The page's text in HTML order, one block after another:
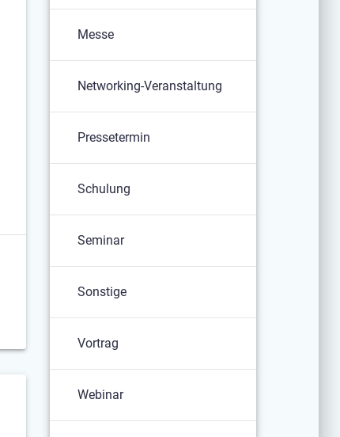
Messe
Networking-Veranstaltung
Pressetermin
Schulung
Seminar
Sonstige
Vortrag
Webinar